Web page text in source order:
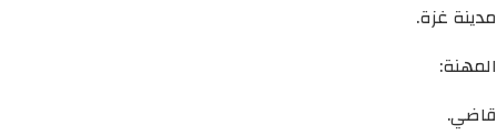
مدينة غزة.
المهنة:
قاضي.